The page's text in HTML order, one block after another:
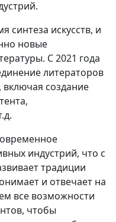
синтеза искусств, и
новые
С 2021 года
литераторов
создание
индустрий, что с
традиции
и отвечает на
все возможности
чтобы